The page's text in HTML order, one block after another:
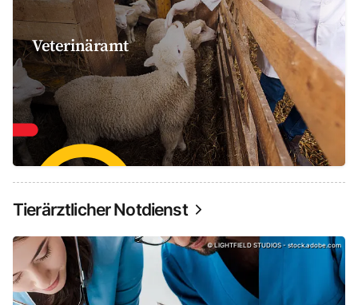
Veterinäramt
Tierärztlicher Notdienst
Im Notfall schnelle Hilfe, LIGHTFIELD STUDIOS -
©LIGHTFIELD STUDIOS - stock.adobe.com